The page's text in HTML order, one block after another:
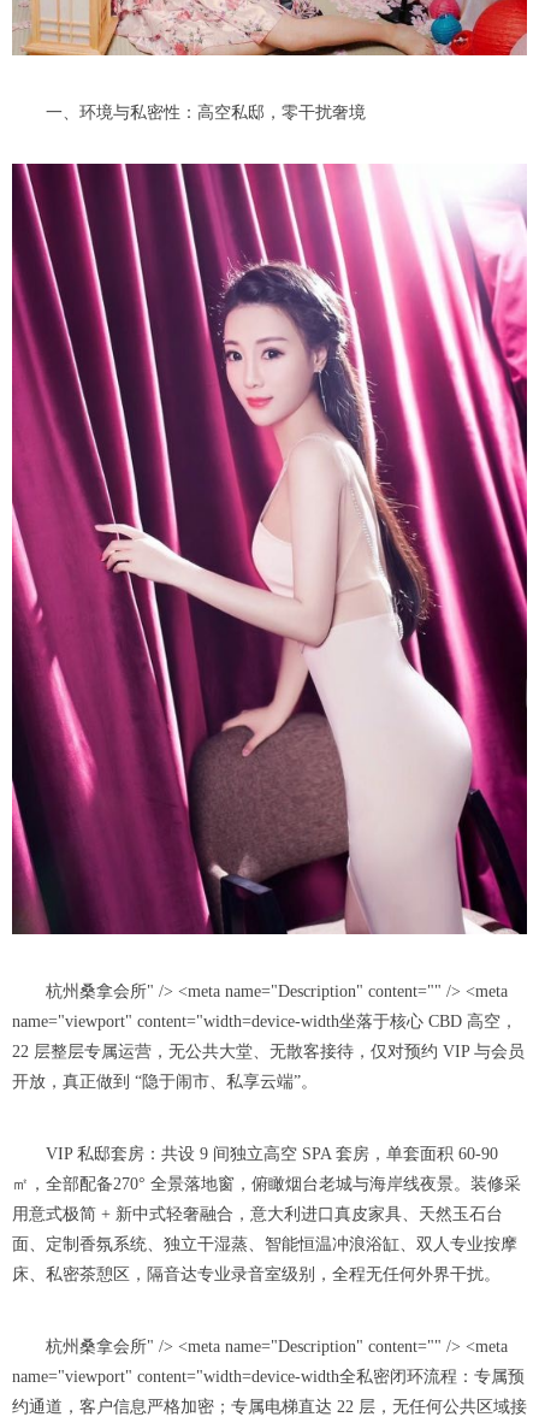
一、环境与私密性：高空私邸，零干扰奢境
杭州桑拿会所" /> <meta name="Description" content="" /> <meta
name="viewport" content="width=device-width坐落于核心 CBD 高空，
22 层整层专属运营，无公共大堂、无散客接待，仅对预约 VIP 与会员
开放，真正做到 “隐于闹市、私享云端”。
VIP 私邸套房：共设 9 间独立高空 SPA 套房，单套面积 60-90
㎡，全部配备270° 全景落地窗，俯瞰烟台老城与海岸线夜景。装修采
用意式极简 + 新中式轻奢融合，意大利进口真皮家具、天然玉石台
面、定制香氛系统、独立干湿蒸、智能恒温冲浪浴缸、双人专业按摩
床、私密茶憩区，隔音达专业录音室级别，全程无任何外界干扰。
杭州桑拿会所" /> <meta name="Description" content="" /> <meta
name="viewport" content="width=device-width全私密闭环流程：专属预
约通道，客户信息严格加密；专属电梯直达 22 层，无任何公共区域接